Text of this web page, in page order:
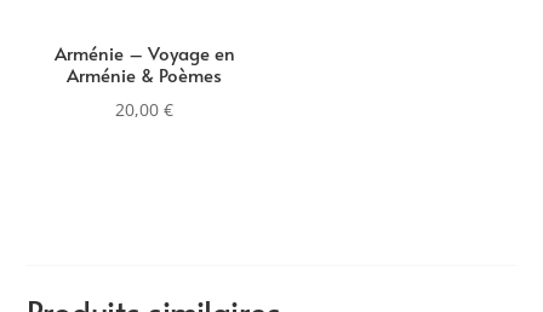
Arménie – Voyage en
Arménie & Poèmes
20,00€